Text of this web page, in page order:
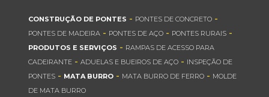
CONSTRUÇÃO DE PONTES - PONTES DE CONCRETO -
PONTES DE MADEIRA - PONTES DE AÇO - PONTES RURAIS -
PRODUTOS E SERVIÇOS - RAMPAS DE ACESSO PARA
CADEIRANTE -ADUELAS E BUEIROS DE AÇO - INSPEÇÃO DE
PONTES - MATA BURRO - MATA BURRO DE FERRO - MOLDE
DE MATA BURRO